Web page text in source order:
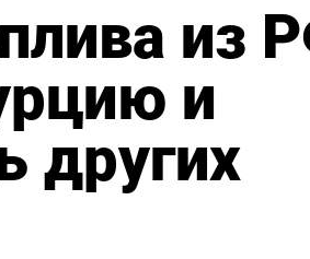
из
и
других